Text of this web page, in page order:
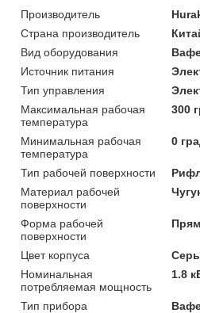
Производитель
Страна производитель
Вид оборудования
Источник питания
Тип управления
Максимальная рабочая
температура
300
Минимальная рабочая
температура
0
Тип рабочей поверхности
Материал рабочей
поверхности
Форма рабочей
поверхности
Цвет корпуса
Номинальная
потребляемая мощность
1.8
Тип прибора